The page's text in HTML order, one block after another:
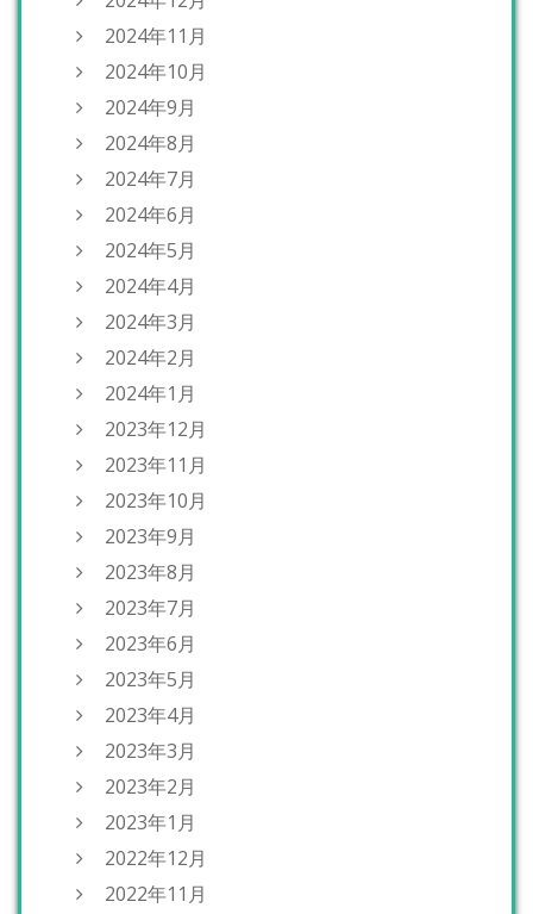
2024年11月
2024年10月
2024年9月
2024年8月
2024年7月
2024年6月
2024年5月
2024年4月
2024年3月
2024年2月
2024年1月
2023年12月
2023年11月
2023年10月
2023年9月
2023年8月
2023年7月
2023年6月
2023年5月
2023年4月
2023年3月
2023年2月
2023年1月
2022年12月
2022年11月